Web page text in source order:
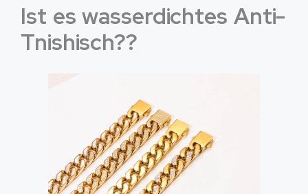
Ist es wasserdichtes Anti-
Tnishisch??